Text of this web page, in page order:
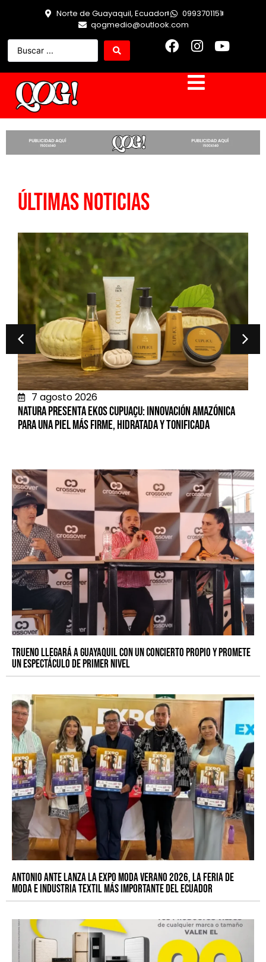
Norte de Guayaquil, Ecuador
0993701151
qogmedio@outlook.com
Últimas Noticias
7 agosto 2026
Natura presenta Ekos Cupuaçu: innovación amazónica
para una piel más firme, hidratada y tonificada
Trueno llegará a Guayaquil con un concierto propio y promete
un espectáculo de primer nivel
Antonio Ante lanza la EXPO MODA VERANO 2026, la feria de
moda e industria textil más importante del Ecuador